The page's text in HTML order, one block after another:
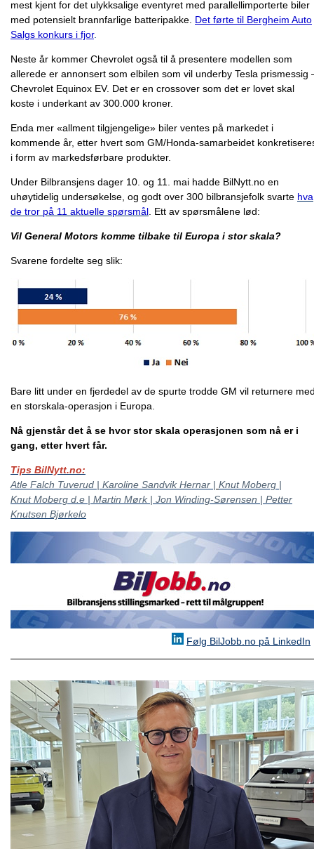
mest kjent for det ulykksalige eventyret med parallellimporterte biler
med potensielt brannfarlige batteripakke. Det førte til Bergheim Auto
Salgs konkurs i fjor.
Neste år kommer Chevrolet også til å presentere modellen som
allerede er annonsert som elbilen som vil underby Tesla prismessig
Chevrolet Equinox EV. Det er en crossover som det er lovet skal
koste i underkant av 300.000 kroner.
Enda mer «allment tilgjengelige» biler ventes på markedet i
kommende år, etter hvert som GM/Honda-samarbeidet
i form av markedsførbare produkter.
Under Bilbransjens dager 10. og 11. mai hadde BilNytt.no en
uhøytidelig undersøkelse, og godt over 300 bilbransjefolk svarte hva
de tror på 11 aktuelle spørsmål . Ett av spørsmålene lød:
Vil General Motors komme tilbake til Europa i stor skala?
Svarene fordelte seg slik:
Bare litt under en fjerdedel av de spurte trodde GM vil returnere
en storskala-operasjon i Europa.
Nå gjenstår det å se hvor stor skala operasjonen som nå er i
gang, etter hvert får.
Tips BilNytt.no:
Atle Falch Tuverud | Karoline Sandvik Hernar | Knut Moberg |
Knut Moberg d.e | Martin Mørk | Jon Winding-Sørensen | Petter
Knutsen Bjørkelo
Følg BilJobb.no på LinkedIn